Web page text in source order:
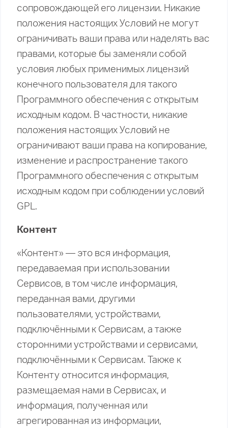
сопровождающей его лицензии. Никакие
положения настоящих Условий не могут
ограничивать ваши права или наделять вас
правами, которые бы заменяли собой
условия любых применимых лицензий
конечного пользователя для такого
Программного обеспечения с открытым
исходным кодом. В частности, никакие
положения настоящих Условий не
ограничивают ваши права на копирование,
изменение и распространение такого
Программного обеспечения с открытым
исходным кодом при соблюдении условий
GPL.
Контент
«Контент» — это вся информация,
передаваемая при использовании
Сервисов, в том числе информация,
переданная вами, другими
пользователями, устройствами,
подключёнными к Сервисам, а также
сторонними устройствами и сервисами,
подключёнными к Сервисам. Также к
Контенту относится информация,
размещаемая нами в Сервисах, и
информация, полученная или
агрегированная из информации,